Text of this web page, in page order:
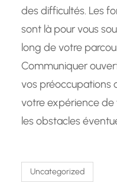
des difficultés. Les
sont là pour vous
long de votre
Communiquer
vos préoccupations
votre expérience
les obstacles
Uncategorized